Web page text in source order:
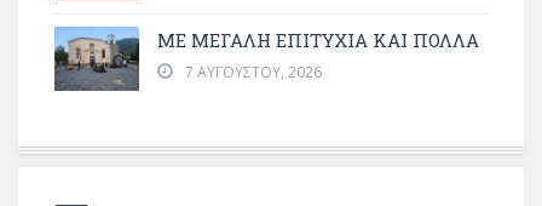
ΜΕ ΜΕΓΆΛΗ ΕΠΙΤΥΧΊΑ ΚΑΙ ΠΟΛΛΆ
7 ΑΥΓΟΎΣΤΟΥ, 2026